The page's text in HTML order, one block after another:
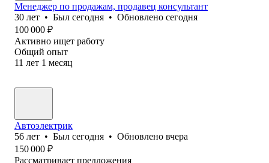
Менеджер по продажам, продавец консультант
30 лет • Был сегодня • Обновлено сегодня
100 000 ₽
Активно ищет работу
Общий опыт
11 лет 1 месяц
Автоэлектрик
56 лет • Был сегодня • Обновлено вчера
150 000 ₽
Рассматривает предложения